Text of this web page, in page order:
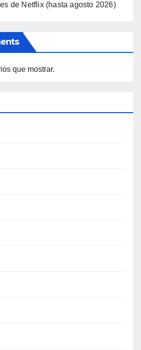
de Netflix (hasta agosto 2026)
que mostrar.